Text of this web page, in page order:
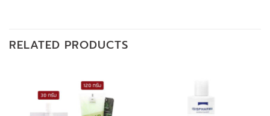
RELATED PRODUCTS